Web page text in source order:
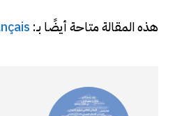
هذه المقالة متاحة أيضًا بـ: